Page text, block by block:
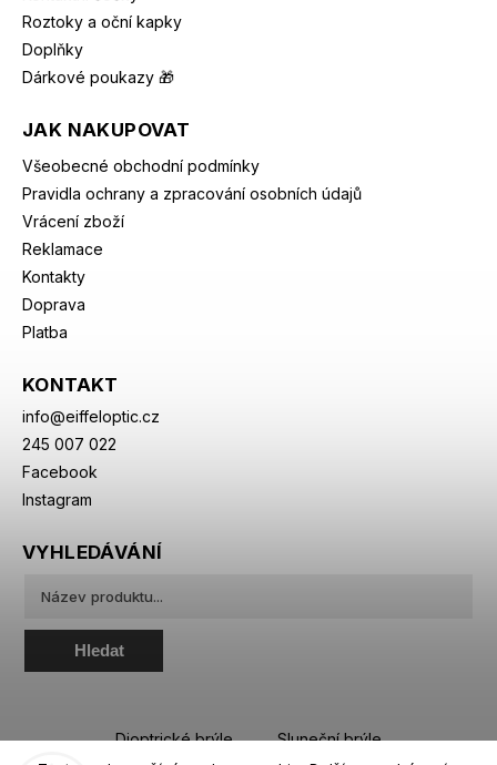
Roztoky a oční kapky
Doplňky
Dárkové poukazy 🎁
JAK NAKUPOVAT
Všeobecné obchodní podmínky
Pravidla ochrany a zpracování osobních údajů
Vrácení zboží
Reklamace
Kontakty
Doprava
Platba
KONTAKT
info@eiffeloptic.cz
245 007 022
Facebook
Instagram
VYHLEDÁVÁNÍ
Hledat
Dioptrické brýle
Sluneční brýle